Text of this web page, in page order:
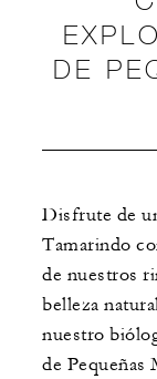
DE
Disfrute de
Tamarindo
de nuestros
belleza
nuestro
de Pequeñas